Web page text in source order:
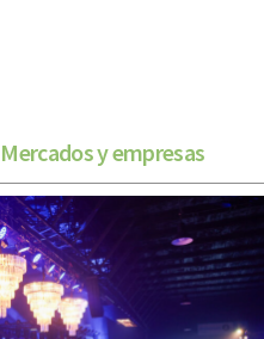
Mercados y empresas